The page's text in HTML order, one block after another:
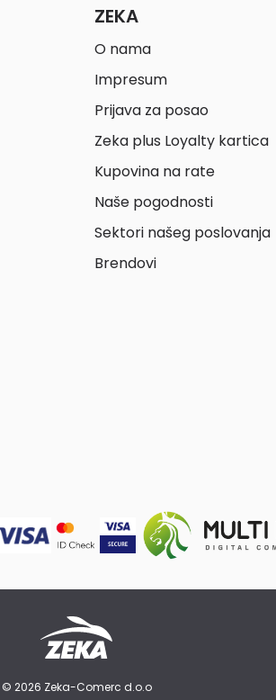
ZEKA
O nama
Impresum
Prijava za posao
Zeka plus Loyalty kartica
Kupovina na rate
Naše pogodnosti
Sektori našeg poslovanja
Brendovi
© 2026 Zeka-Comerc d.o.o